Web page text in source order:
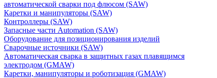
автоматической сварки под флюсом (SAW)
Каретки и манипуляторы (SAW)
Контроллеры (SAW)
Запасные части Automation (SAW)
Оборудование для позиционирования изделий
Сварочные источники (SAW)
Автоматическая сварка в защитных газах плавящимся
электродом (GMAW)
Каретки, манипуляторы и роботизация (GMAW)